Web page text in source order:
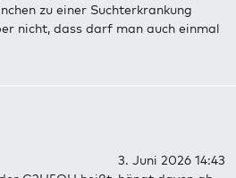
zu einer Suchterkrankung
nicht, dass darf man auch einmal
3. Juni 2026 14:43